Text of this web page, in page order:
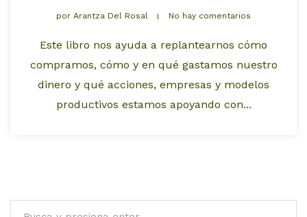
por Arantza Del Rosal No hay comentarios
Este libro nos ayuda a replantearnos cómo
compramos, cómo y en qué gastamos nuestro
dinero y qué acciones, empresas y modelos
productivos estamos apoyando con...